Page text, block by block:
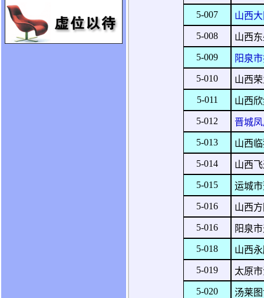
5-007
山西
5-008
山西
5-009
阳泉
5-010
山西
5-011
山西
5-012
晋城
5-013
山西
5-014
山西
5-015
运城
5-016
山西
5-016
阳泉
5-018
山西
5-019
太原
5-020
汤莱